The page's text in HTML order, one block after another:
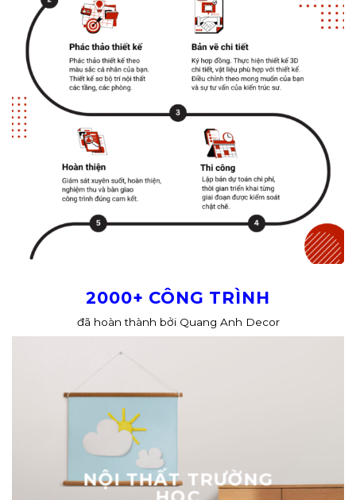
đã hoàn thành bởi Quang Anh Decor